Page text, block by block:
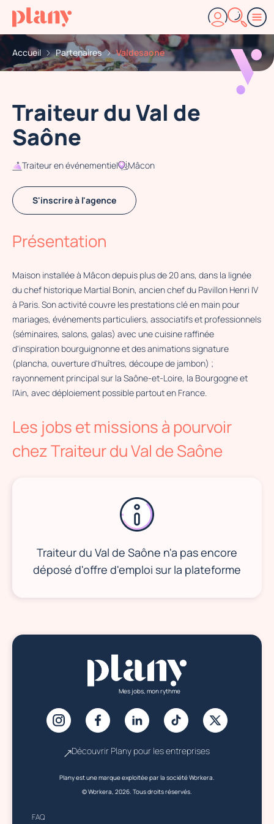
Accueil Partenaires Valdesaone
Traiteur du Val de
Saône
Traiteur en événementiel Mâcon
S'inscrire à l'agence
Présentation
Maison installée à Mâcon depuis plus de 20 ans, dans la lignée
du chef historique Martial Bonin, ancien chef du Pavillon Henri IV
à Paris. Son activité couvre les prestations clé en main pour
mariages, événements particuliers, associatifs et professionnels
(séminaires, salons, galas) avec une cuisine raffinée
d'inspiration bourguignonne et des animations signature
(plancha, ouverture d'huîtres, découpe de jambon) ;
rayonnement principal sur la Saône-et-Loire, la Bourgogne et
l'Ain, avec déploiement possible partout en France.
Traiteur du Val de Saône
14 Rue Tilladet, 71000 Mâcon
Les jobs et missions à pourvoir
chez Traiteur du Val de Saône
Traiteur du Val de Saône n'a pas encore
déposé d'offre d'emploi sur la plateforme
Mes jobs, mon rythme
Découvrir Plany pour les entreprises
Plany est une marque exploitée par la société Workera.
© Workera, 2026. Tous droits réservés.
FAQ